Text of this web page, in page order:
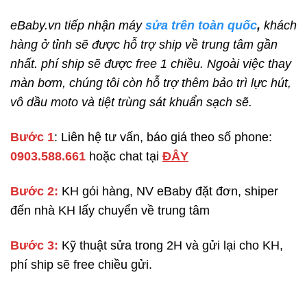
eBaby.vn tiếp nhận máy sửa trên toàn quốc, khách
hàng ở tỉnh sẽ được hỗ trợ ship về trung tâm gần
nhất. phí ship sẽ được free 1 chiều. Ngoài việc thay
màn bơm, chúng tôi còn hỗ trợ thêm bảo trì lực hút,
vô dầu moto và tiệt trùng sát khuẩn sạch sẽ.
Bước 1: Liên hệ tư vấn, báo giá theo số phone:
0903.588.661 hoặc chat tại ĐÂY
Bước 2: KH gói hàng, NV eBaby đặt đơn, shiper
đến nhà KH lấy chuyển về trung tâm
Bước 3: Kỹ thuật sửa trong 2H và gửi lại cho KH,
phí ship sẽ free chiều gửi.